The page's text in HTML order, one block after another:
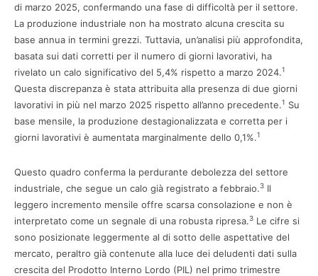
di marzo 2025, confermando una fase di difficoltà per il settore.
La produzione industriale non ha mostrato alcuna crescita su
base annua in termini grezzi. Tuttavia, un’analisi più approfondita,
basata sui dati corretti per il numero di giorni lavorativi, ha
rivelato un calo significativo del 5,4% rispetto a marzo 2024.1
Questa discrepanza è stata attribuita alla presenza di due giorni
lavorativi in più nel marzo 2025 rispetto all’anno precedente.1 Su
base mensile, la produzione destagionalizzata e corretta per i
giorni lavorativi è aumentata marginalmente dello 0,1%.1
Questo quadro conferma la perdurante debolezza del settore
industriale, che segue un calo già registrato a febbraio.3 Il
leggero incremento mensile offre scarsa consolazione e non è
interpretato come un segnale di una robusta ripresa.3 Le cifre si
sono posizionate leggermente al di sotto delle aspettative del
mercato, peraltro già contenute alla luce dei deludenti dati sulla
crescita del Prodotto Interno Lordo (PIL) nel primo trimestre